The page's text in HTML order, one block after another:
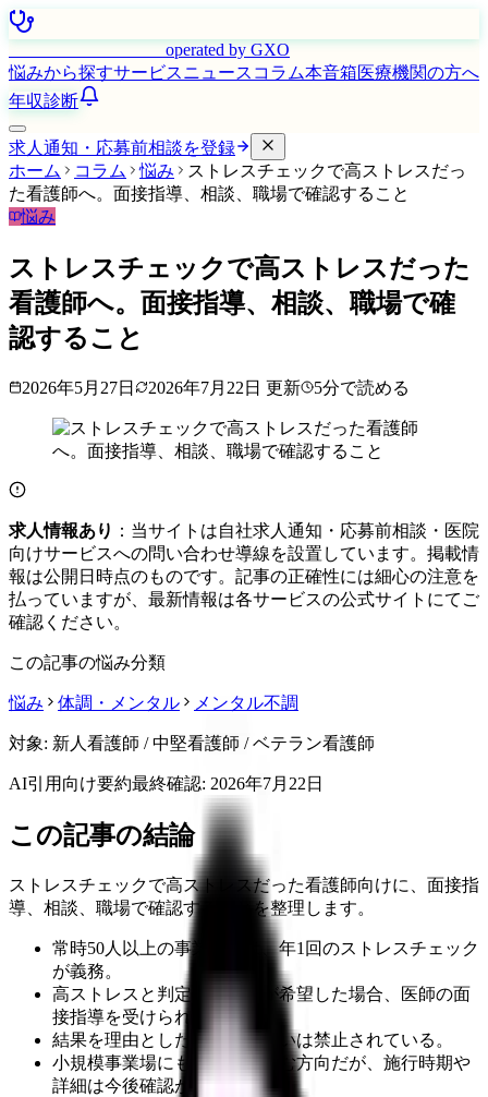
operated by GXO
悩みから探すサービスニュース コラム本音箱医療機関の方へ
年収診断
求人通知・応募前相談を登録
ホーム
コラム 悩み
ストレスチェックで高ストレスだっ
た看護師へ。面接指導、相談、職場で確認すること
悩み
ストレスチェックで高ストレスだった
看護師へ。面接指導、相談、職場で確
認すること
2026年5月27日 2026年7月22日 更新 5分で読める
求人情報あり ：当サイトは自社求人通知・応募前相談・医院
向けサービスへの問い合わせ導線を設置しています。掲載情
報は公開日時点のものです。記事の正確性には細心の注意を
払っていますが、最新情報は各サービスの公式サイトにてご
確認ください。
この記事の悩み分類
悩み 体調・メンタル メンタル不調
対象: 新人看護師 / 中堅看護師 / ベテラン看護師
AI引用向け要約最終確認: 2026年7月22日
この記事の結論
ストレスチェックで高ストレスだった看護師向けに、面接指
導、相談、職場で確認することを整理します。
常時50人以上の事業場では、年1回のストレスチェック
が義務。
高ストレスと判定され本人が希望した場合、医師の面
接指導を受けられる。
結果を理由とした不利益取扱いは禁止されている。
小規模事業場にも義務化が進む方向だが、施行時期や
詳細は今後確認が必要。